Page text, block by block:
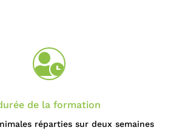

de la formation
réparties sur deux semaines